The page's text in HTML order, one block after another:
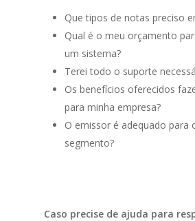
Que tipos de notas preciso
Qual é o meu orçamento
um sistema?
Terei todo o suporte
Os benefícios oferecidos
para minha empresa?
O emissor é adequado para
segmento?
Caso precise de ajuda para